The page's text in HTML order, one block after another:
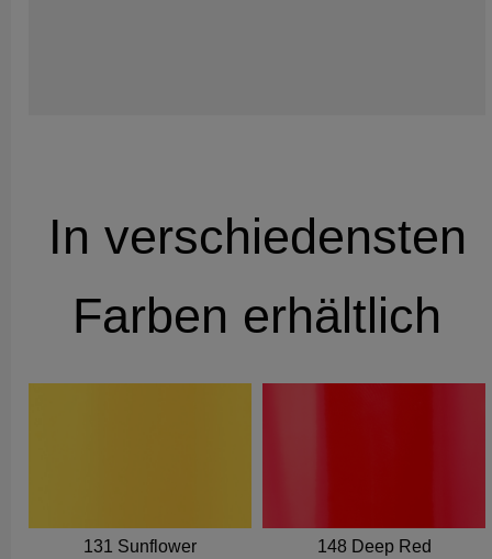
In verschiedensten
Farben erhältlich
131 Sunflower 148 Deep Red